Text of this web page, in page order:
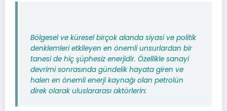
Bölgesel ve küresel birçok alanda siyasi ve politik
denklemleri etkileyen en önemli unsurlardan bir
tanesi de hiç şüphesiz enerjidir. Özellikle sanayi
devrimi sonrasında gündelik hayata giren ve
halen en önemli enerji kaynağı olan petrolün
direk olarak uluslararası aktörlerin: